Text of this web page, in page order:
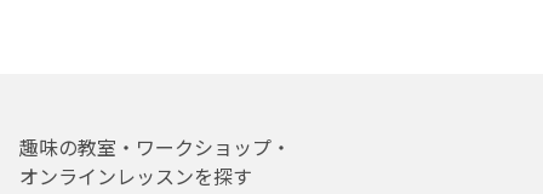
趣味の教室・ワークショップ・
オンラインレッスンを探す